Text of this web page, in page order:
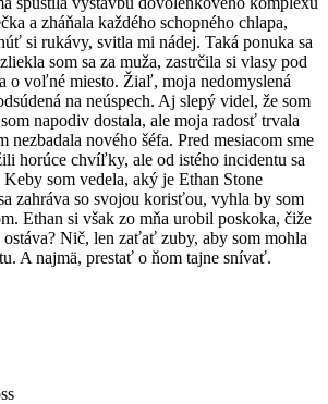
a zháňala každého schopného chlapa,
si rukávy, svitla mi nádej. Taká ponuka sa
som sa za muža, zastrčila si vlasy pod
o voľné miesto. Žiaľ, moja nedomyslená
na neúspech. Aj slepý videl, že som
napodiv dostala, ale moja radosť trvala
nezbadala nového šéfa. Pred mesiacom sme
horúce chvíľky, ale od istého incidentu sa
som vedela, aký je Ethan Stone
zahráva so svojou korisťou, vyhla by som
Ethan si však zo mňa urobil poskoka, čiže
Nič, len zaťať zuby, aby som mohla
A najmä, prestať o ňom tajne snívať.